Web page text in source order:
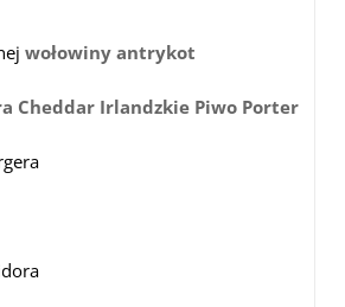
wołowiny antrykot
Cheddar Irlandzkie Piwo Porter